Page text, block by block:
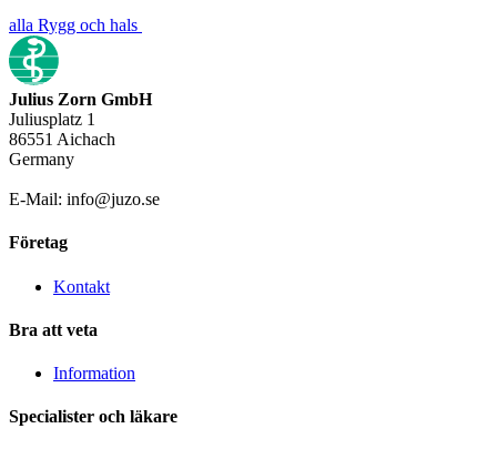
alla Rygg och hals
Julius Zorn GmbH
Juliusplatz 1
86551 Aichach
Germany
E-Mail: info@juzo.se
Företag
Kontakt
Bra att veta
Information
Specialister och läkare